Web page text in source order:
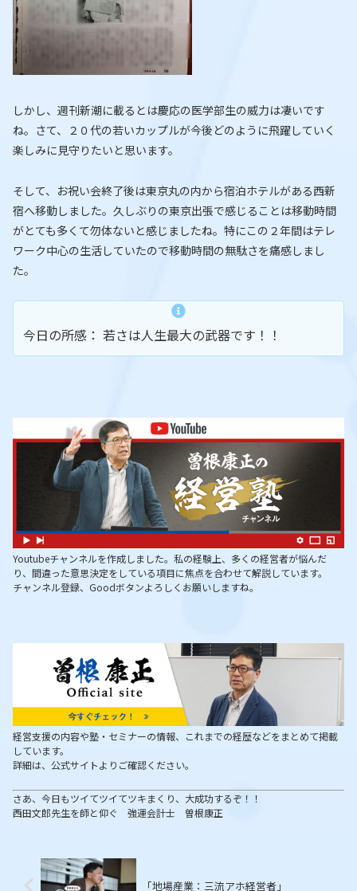
しかし、週刊新潮に載るとは慶応の医学部生の威力は凄いです
ね。さて、２０代の若いカップルが今後どのように飛躍していく
楽しみに見守りたいと思います。
そして、お祝い会終了後は東京丸の内から宿泊ホテルがある西新
宿へ移動しました。久しぶりの東京出張で感じることは移動時間
がとても多くて勿体ないと感じましたね。特にこの２年間はテレ
ワーク中心の生活していたので移動時間の無駄さを痛感しまし
た。
今日の所感： 若さは人生最大の武器です！！
Youtubeチャンネルを作成しました。私の経験上、多くの経営者が悩んだ
り、間違った意思決定をしている項目に焦点を合わせて解説しています。
チャンネル登録、Goodボタンよろしくお願いしますね。
経営支援の内容や塾・セミナーの情報、これまでの経歴などをまとめて掲載
しています。
詳細は、公式サイトよりご確認ください。
さあ、今日もツイてツイてツキまくり、大成功するぞ！！
西田文郎先生を師と仰ぐ 強運会計士 曽根康正
「地場産業：三流アホ経営者」